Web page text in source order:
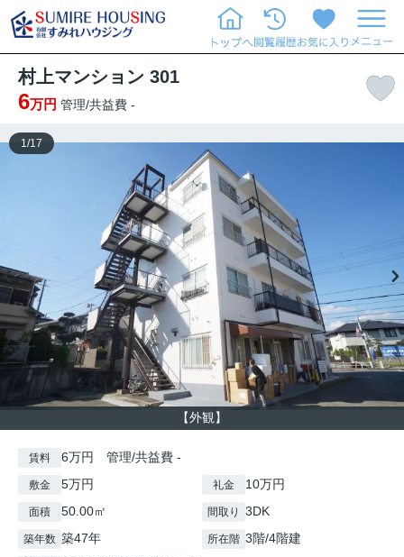
村上マンション 301
6万円 管理/共益費 -
【外観】
1 /17
賃料 6万円 管理/共益費 -
敷金 5万円 礼金 10万円
面積 50.00㎡ 間取り 3DK
築年数 築47年 所在階 3階/4階建